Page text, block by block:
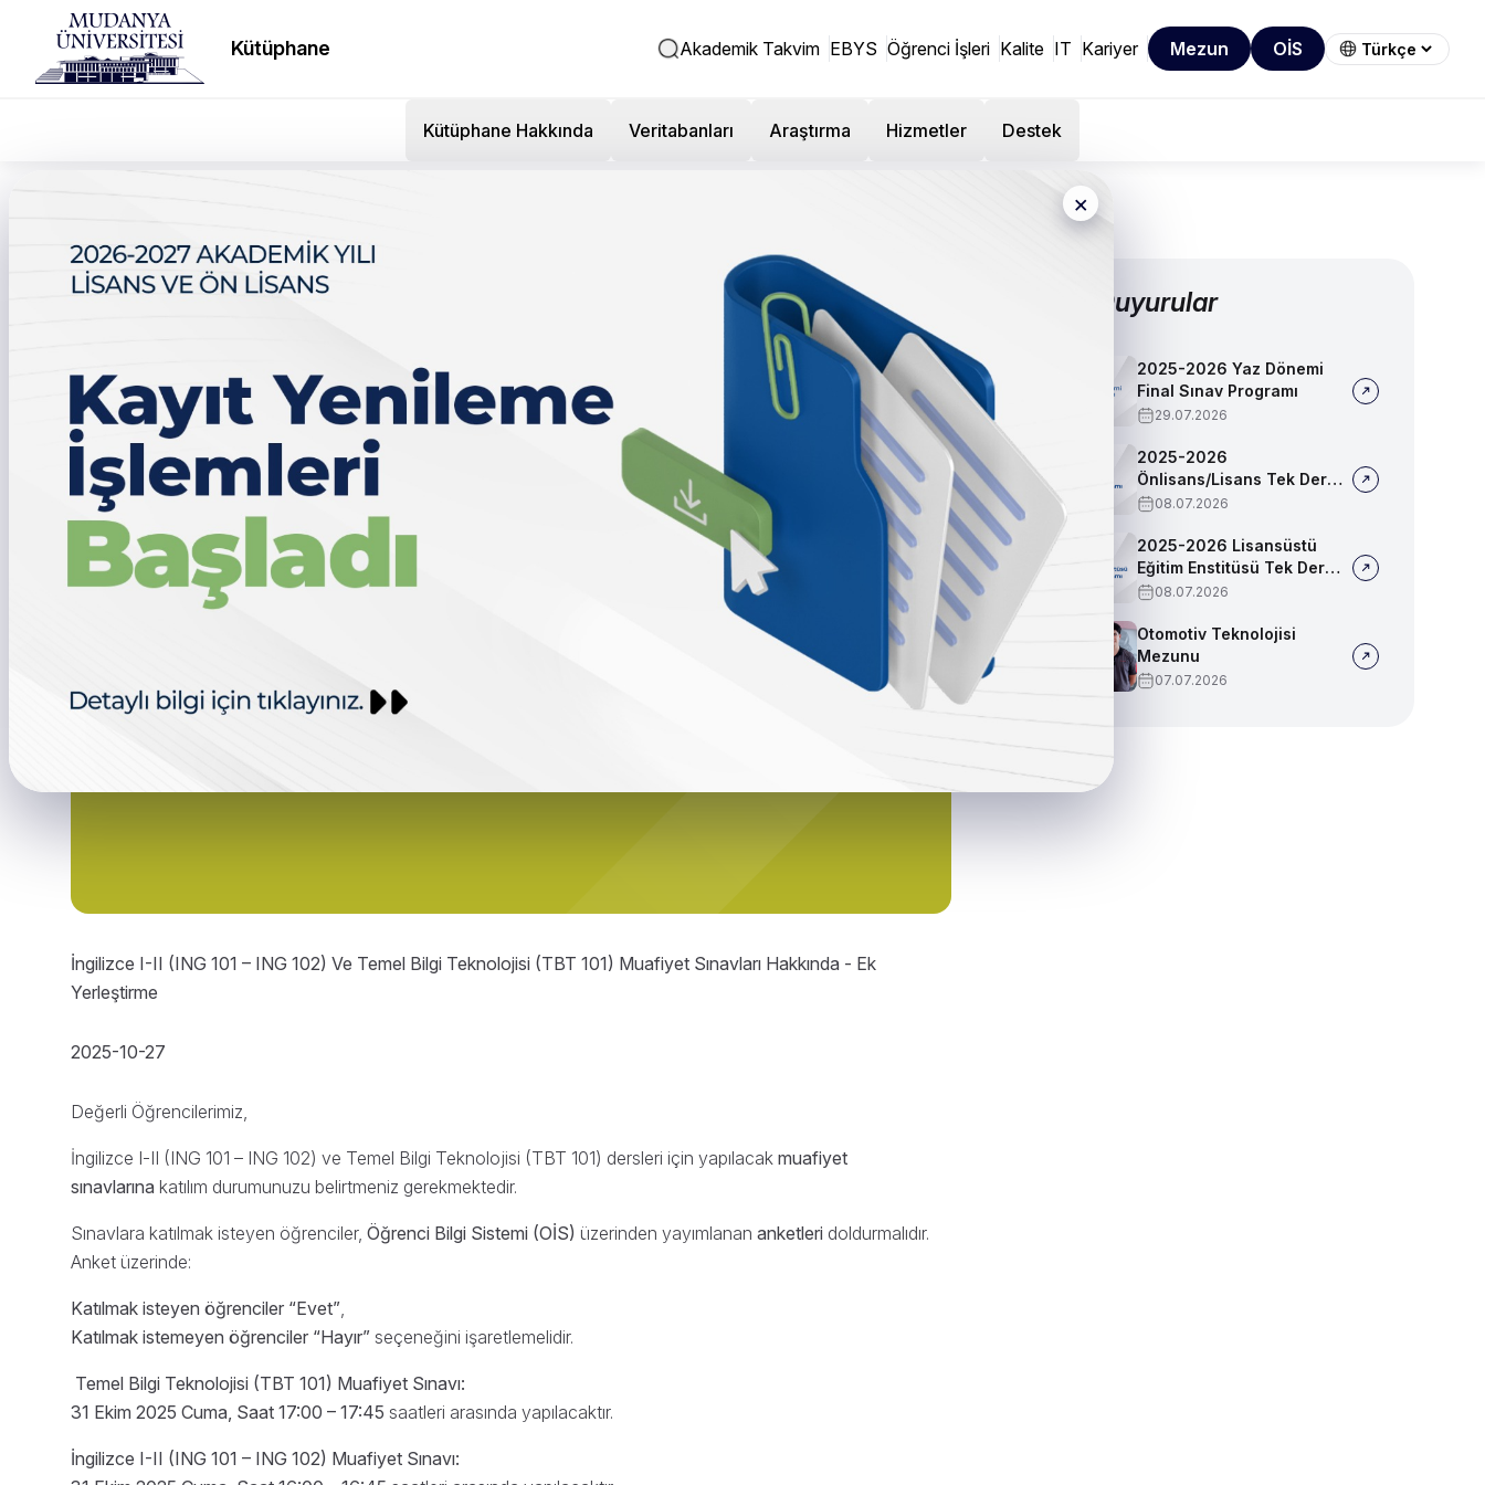
Kütüphane Akademik Takvim EBYS Öğrenci İşleri Kalite IT Kariyer Mezun OİS
Kütüphane Hakkında Veritabanları Araştırma Hizmetler Destek
×
İngilizce I-II (ING 101 – ING 102) Ve Temel Bilgi
Teknolojisi (TBT 101) Muafiyet Sınavları Hakkında
- Ek Yerleştirme
İngilizce I-II (ING 101 – ING 102) Ve Temel Bilgi Teknolojisi (TBT 101) Muafiyet Sınavları Hakkında - Ek
Yerleştirme
2025-10-27
Değerli Öğrencilerimiz,
İngilizce I-II (ING 101 – ING 102) ve Temel Bilgi Teknolojisi (TBT 101) dersleri için yapılacak muafiyet
sınavlarına katılım durumunuzu belirtmeniz gerekmektedir.
Sınavlara katılmak isteyen öğrenciler, Öğrenci Bilgi Sistemi (OİS) üzerinden yayımlanan anketleri doldurmalıdır.
Anket üzerinde:
Katılmak isteyen öğrenciler “Evet”,
Katılmak istemeyen öğrenciler “Hayır” seçeneğini işaretlemelidir.
Temel Bilgi Teknolojisi (TBT 101) Muafiyet Sınavı:
31 Ekim 2025 Cuma, Saat 17:00 – 17:45 saatleri arasında yapılacaktır.
İngilizce I-II (ING 101 – ING 102) Muafiyet Sınavı:
Diğer Duyurular
2025-2026 Yaz Dönemi
Final Sınav Programı
29.07.2026
2025-2026
Önlisans/Lisans Tek Ders
Sınav Programı
08.07.2026
2025-2026 Lisansüstü
Eğitim Enstitüsü Tek Ders
Sınav Programı
08.07.2026
Otomotiv Teknolojisi
Mezunu
07.07.2026